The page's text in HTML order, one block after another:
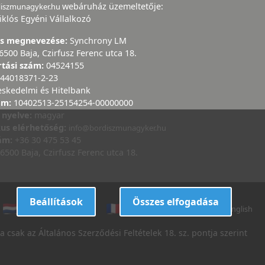
webáruház üzemeltetője:
Egyéni Vállalkozó
megnevezése: Synchrony LM
6500 Baja, Czirfusz Ferenc utca 18.
szám: 04524155
44018371-2-23
és Hitelbank
10402513-25154254-00000000
magyar
elérhetőség:
info@bordiszmunagyker.hu
+36 30 475 53 45
6500 Baja, Czirfusz Ferenc utca 18.
dutch danish french italian english
az Általános Szerződési Feltételek 18. sz. pontja szerint
Beállítások Összes elfogadása